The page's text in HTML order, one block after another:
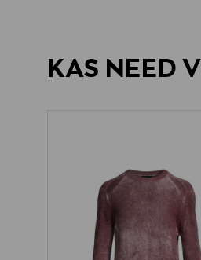
KAS NEED